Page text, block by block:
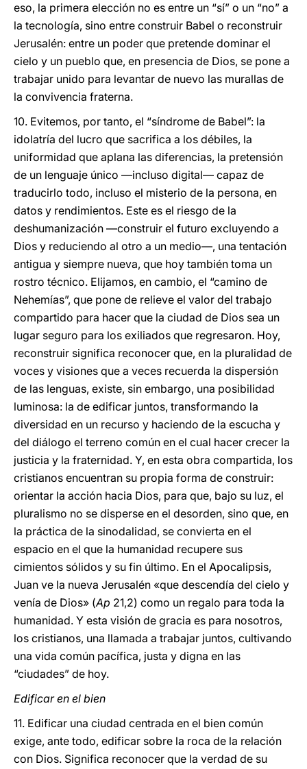
eso, la primera elección no es entre un “sí” o un “no” a
la tecnología, sino entre construir Babel o reconstruir
Jerusalén: entre un poder que pretende dominar el
cielo y un pueblo que, en presencia de Dios, se pone a
trabajar unido para levantar de nuevo las murallas de
la convivencia fraterna.
10. Evitemos, por tanto, el “síndrome de Babel”: la
idolatría del lucro que sacrifica a los débiles, la
uniformidad que aplana las diferencias, la pretensión
de un lenguaje único —incluso digital— capaz de
traducirlo todo, incluso el misterio de la persona, en
datos y rendimientos. Este es el riesgo de la
deshumanización —construir el futuro excluyendo a
Dios y reduciendo al otro a un medio—, una tentación
antigua y siempre nueva, que hoy también toma un
rostro técnico. Elijamos, en cambio, el “camino de
Nehemías”, que pone de relieve el valor del trabajo
compartido para hacer que la ciudad de Dios sea un
lugar seguro para los exiliados que regresaron. Hoy,
reconstruir significa reconocer que, en la pluralidad de
voces y visiones que a veces recuerda la dispersión
de las lenguas, existe, sin embargo, una posibilidad
luminosa: la de edificar juntos, transformando la
diversidad en un recurso y haciendo de la escucha y
del diálogo el terreno común en el cual hacer crecer la
justicia y la fraternidad. Y, en esta obra compartida, los
cristianos encuentran su propia forma de construir:
orientar la acción hacia Dios, para que, bajo su luz, el
pluralismo no se disperse en el desorden, sino que, en
la práctica de la sinodalidad, se convierta en el
espacio en el que la humanidad recupere sus
cimientos sólidos y su fin último. En el Apocalipsis,
Juan ve la nueva Jerusalén «que descendía del cielo y
venía de Dios» (Ap 21,2) como un regalo para toda la
humanidad. Y esta visión de gracia es para nosotros,
los cristianos, una llamada a trabajar juntos, cultivando
una vida común pacífica, justa y digna en las
“ciudades” de hoy.
Edificar en el bien
11. Edificar una ciudad centrada en el bien común
exige, ante todo, edificar sobre la roca de la relación
con Dios. Significa reconocer que la verdad de su